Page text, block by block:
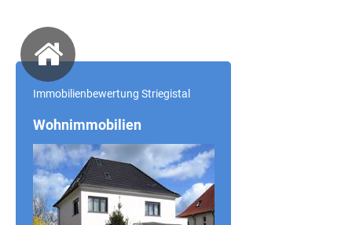
Immobilienbewertung Striegistal
Wohnimmobilien